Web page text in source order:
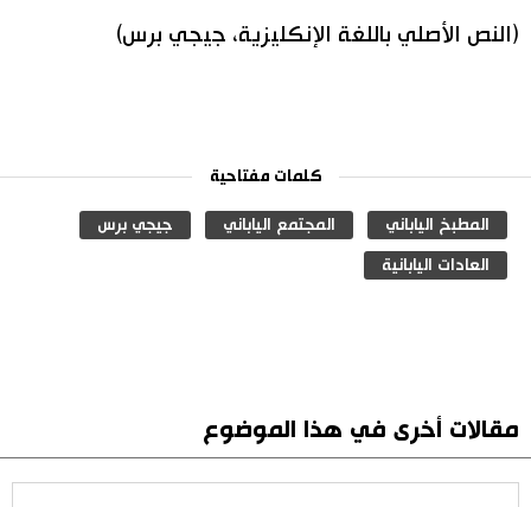
(النص الأصلي باللغة الإنكليزية، جيجي برس)
كلمات مفتاحية
المطبخ الياباني المجتمع الياباني جيجي برس
العادات اليابانية
مقالات أخرى في هذا الموضوع